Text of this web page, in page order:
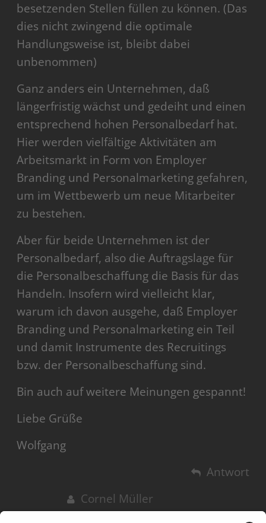
besetzenden Stellen füllen zu können. (Das
dies nicht zwingend die optimale
Handlungsweise ist, bleibt dabei
unbenommen)
Ganz anders ein Unternehmen, daß
längerfristig wächst und gedeiht und einen
entsprechend hohen Personalbedarf hat.
Hier werden vielfältige Aktivitäten am
Arbeitsmarkt in Form von Employer
Branding und Personalmarketing gefahren,
um im Wettbewerb um neue Mitarbeiter
zu bestehen.
Aber für beide Unternehmen ist der
Personalbedarf, also die Auftragslage für
die Personalbeschaffung die Basis für das
Handeln. Insofern wird vielleicht klar,
warum ich davon ausgehe, daß Employer
Branding und Personalmarketing ein Teil
und damit Instrumente des Recruitings
bzw. der Personalbeschaffung sind.
Bin auch auf weitere Meinungen gespannt!
Liebe Grüße
Wolfgang
Antwort
Cornel Müller
18. September 2011 um 13:24